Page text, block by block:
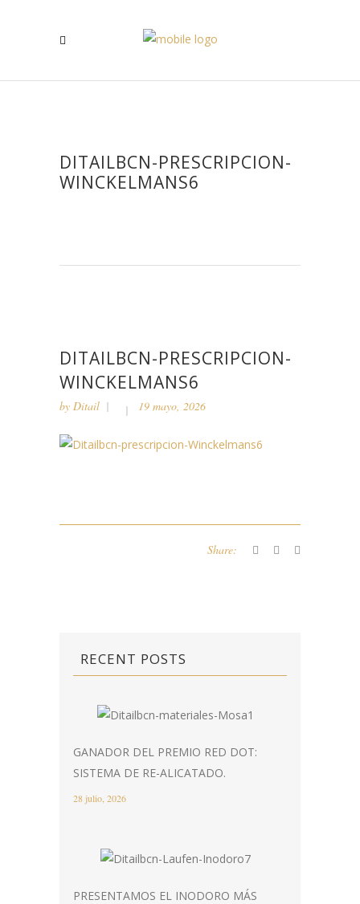
DITAILBCN-PRESCRIPCION-
WINCKELMANS6
DITAILBCN-PRESCRIPCION-
WINCKELMANS6
by Ditail 19 mayo, 2026
Share:
RECENT POSTS
GANADOR DEL PREMIO RED DOT:
SISTEMA DE RE-ALICATADO.
28 julio, 2026
PRESENTAMOS EL INODORO MÁS